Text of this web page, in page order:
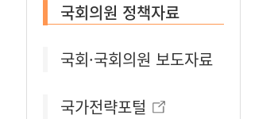
국회의원 정책자료
국회·국회의원 보도자료
국가전략포털